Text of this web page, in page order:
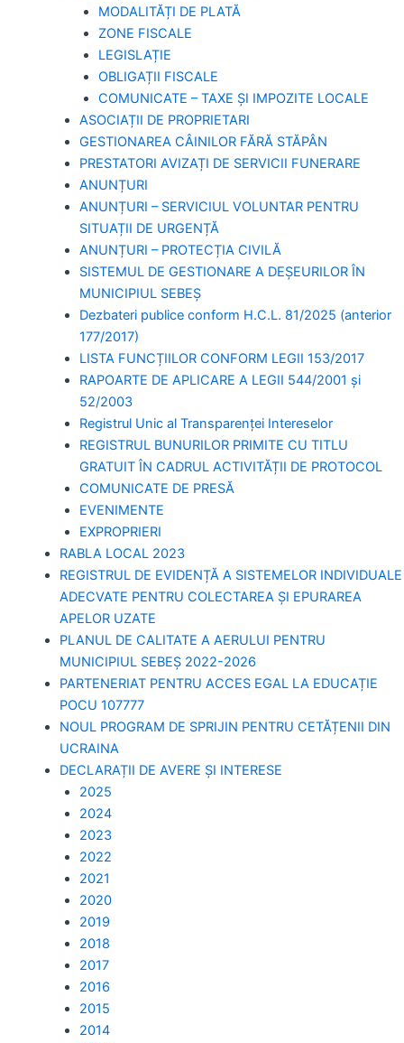
MODALITĂȚI DE PLATĂ
ZONE FISCALE
LEGISLAȚIE
OBLIGAȚII FISCALE
COMUNICATE – TAXE ȘI IMPOZITE LOCALE
ASOCIAȚII DE PROPRIETARI
GESTIONAREA CÂINILOR FĂRĂ STĂPÂN
PRESTATORI AVIZAȚI DE SERVICII FUNERARE
ANUNȚURI
ANUNȚURI – SERVICIUL VOLUNTAR PENTRU
SITUAȚII DE URGENȚĂ
ANUNȚURI – PROTECȚIA CIVILĂ
SISTEMUL DE GESTIONARE A DEȘEURILOR ÎN
MUNICIPIUL SEBEȘ
Dezbateri publice conform H.C.L. 81/2025 (anterior
177/2017)
LISTA FUNCȚIILOR CONFORM LEGII 153/2017
RAPOARTE DE APLICARE A LEGII 544/2001 și
52/2003
Registrul Unic al Transparenței Intereselor
REGISTRUL BUNURILOR PRIMITE CU TITLU
GRATUIT ÎN CADRUL ACTIVITĂȚII DE PROTOCOL
COMUNICATE DE PRESĂ
EVENIMENTE
EXPROPRIERI
RABLA LOCAL 2023
REGISTRUL DE EVIDENȚĂ A SISTEMELOR INDIVIDUALE
ADECVATE PENTRU COLECTAREA ȘI EPURAREA
APELOR UZATE
PLANUL DE CALITATE A AERULUI PENTRU
MUNICIPIUL SEBEȘ 2022-2026
PARTENERIAT PENTRU ACCES EGAL LA EDUCAȚIE
POCU 107777
NOUL PROGRAM DE SPRIJIN PENTRU CETĂȚENII DIN
UCRAINA
DECLARAȚII DE AVERE ȘI INTERESE
2025
2024
2023
2022
2021
2020
2019
2018
2017
2016
2015
2014